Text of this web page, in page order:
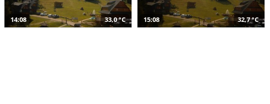
14:08 33,0 °C 15:08 32,7 °C